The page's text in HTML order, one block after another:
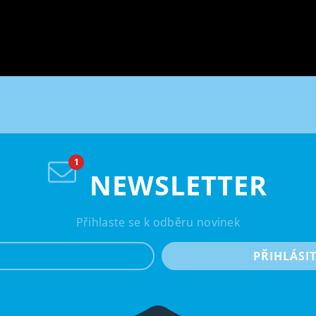
NEWSLETTER
Přihlaste se k odběru novinek
PŘIHLÁSIT